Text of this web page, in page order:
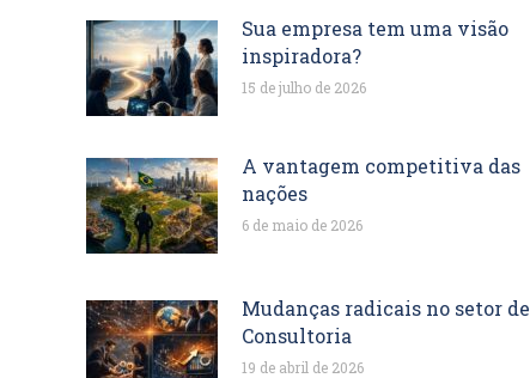
Sua empresa tem uma visão
inspiradora?
15 de julho de 2026
A vantagem competitiva das
nações
6 de maio de 2026
Mudanças radicais no setor de
Consultoria
19 de abril de 2026